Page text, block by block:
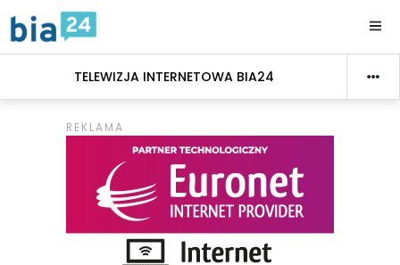
TELEWIZJA INTERNETOWA BIA24